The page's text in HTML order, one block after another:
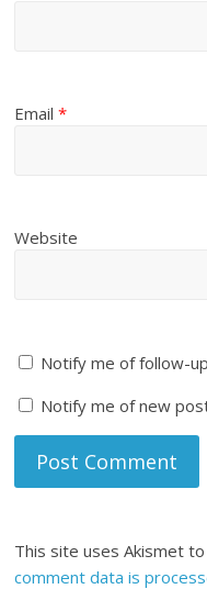
Email*
Website
Notify me of follow-
Notify me of new
This site uses Akismet
comment data is